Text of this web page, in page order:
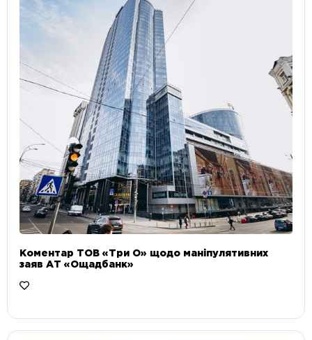
Коментар ТОВ «Три О» щодо маніпулятивних
заяв АТ «Ощадбанк»